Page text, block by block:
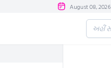
August 08, 2026